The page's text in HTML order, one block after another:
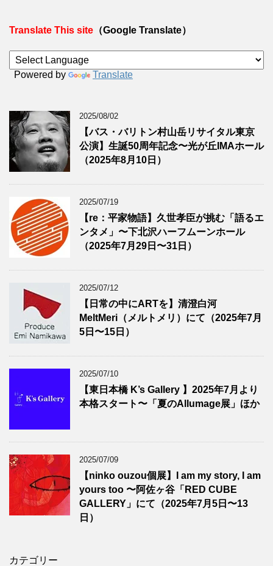
Translate This site （Google Translate）
Powered by Translate
2025/08/02
【バス・バリトン村山岳リサイタル東京
公演】生誕50周年記念〜光が丘IMAホール
（2025年8月10日）
2025/07/19
【re：平家物語】久世孝臣が挑む「語るエ
ンタメ」〜下北沢ハーフムーンホール
（2025年7月29日〜31日）
2025/07/12
【日常の中にARTを】清澄白河
MeltMeri（メルトメリ）にて（2025年7月
5日〜15日）
2025/07/10
【東日本橋 K’s Gallery 】2025年7月より
本格スタート〜「夏のAllumage展」ほか
2025/07/09
【ninko ouzou個展】I am my story, I am
yours too 〜阿佐ヶ谷「RED CUBE
GALLERY」にて（2025年7月5日〜13
日）
カテゴリー